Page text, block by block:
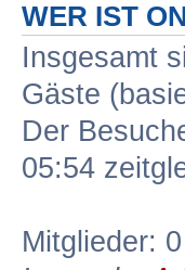
WER IST
Insgesamt
Gäste
Der
05:54
Mitglieder: